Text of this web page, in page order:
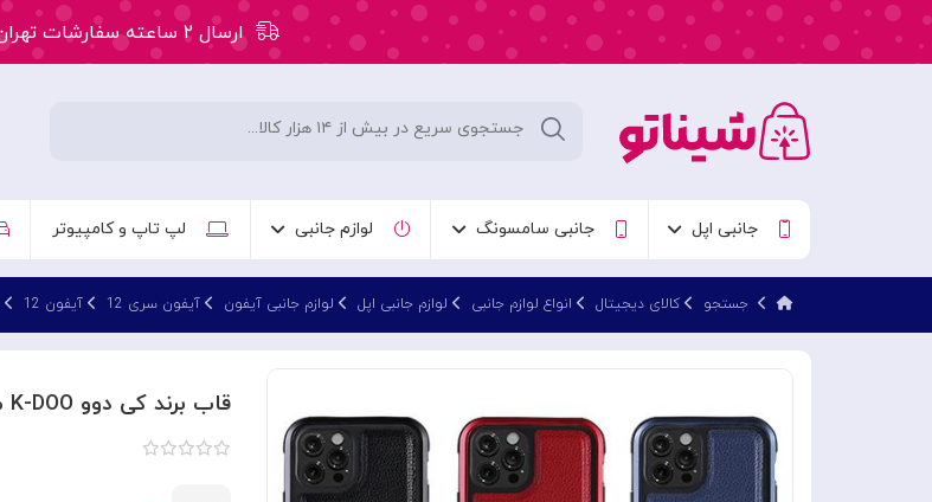
ارسال ۲ ساعته سفارشات تهران
جانبی اپل جانبی سامسونگ لوازم جانبی لپ تاپ و کامپیوتر
جستجو کالای دیجیتال انواع لوازم جانبی لوازم جانبی اپل لوازم جانبی آیفون آیفون سری 12 آیفون 12
قاب برند کی دوو K-DOO مدل Mars مناسب برای آیفون iPhone 12